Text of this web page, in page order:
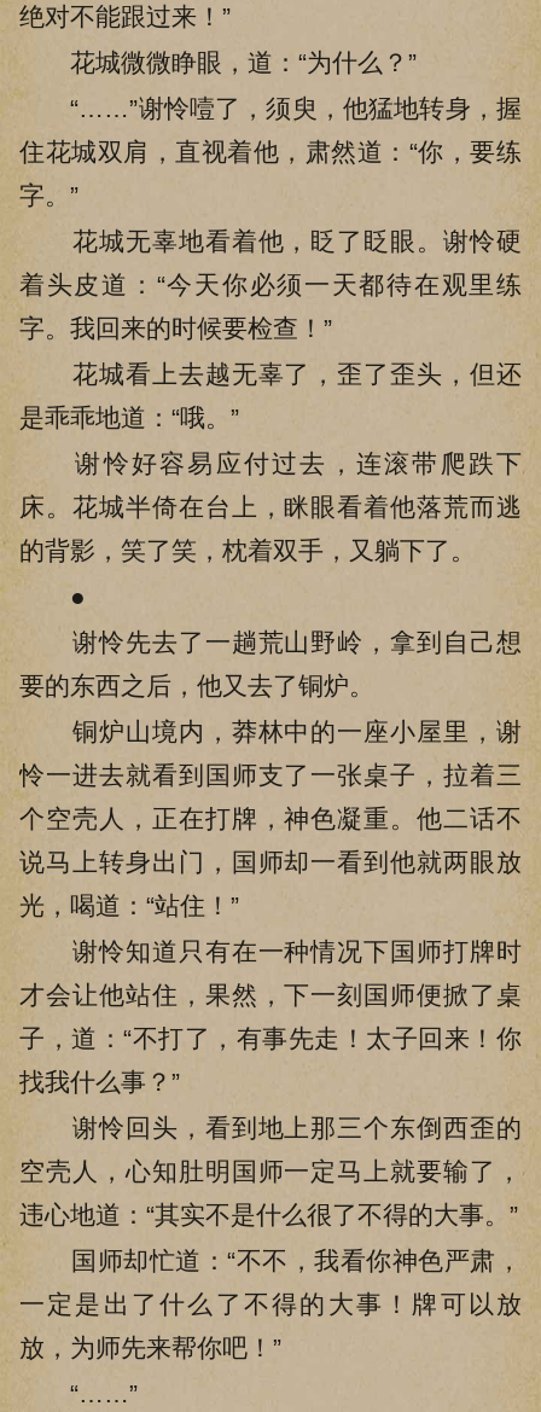
绝对不能跟过来！”
花城微微睁眼，道：“为什么？”
“……”谢怜噎了，须臾，他猛地转身，握
住花城双肩，直视着他，肃然道：“你，要练
字。”
花城无辜地看着他，眨了眨眼。谢怜硬
着头皮道：“今天你必须一天都待在观里练
字。我回来的时候要检查！”
花城看上去越无辜了，歪了歪头，但还
是乖乖地道：“哦。”
谢怜好容易应付过去，连滚带爬跌下
床。花城半倚在台上，眯眼看着他落荒而逃
的背影，笑了笑，枕着双手，又躺下了。
●
谢怜先去了一趟荒山野岭，拿到自己想
要的东西之后，他又去了铜炉。
铜炉山境内，莽林中的一座小屋里，谢
怜一进去就看到国师支了一张桌子，拉着三
个空壳人，正在打牌，神色凝重。他二话不
说马上转身出门，国师却一看到他就两眼放
光，喝道：“站住！”
谢怜知道只有在一种情况下国师打牌时
才会让他站住，果然，下一刻国师便掀了桌
子，道：“不打了，有事先走！太子回来！你
找我什么事？”
谢怜回头，看到地上那三个东倒西歪的
空壳人，心知肚明国师一定马上就要输了，
违心地道：“其实不是什么很了不得的大事。”
国师却忙道：“不不，我看你神色严肃，
一定是出了什么了不得的大事！牌可以放
放，为师先来帮你吧！”
“……”